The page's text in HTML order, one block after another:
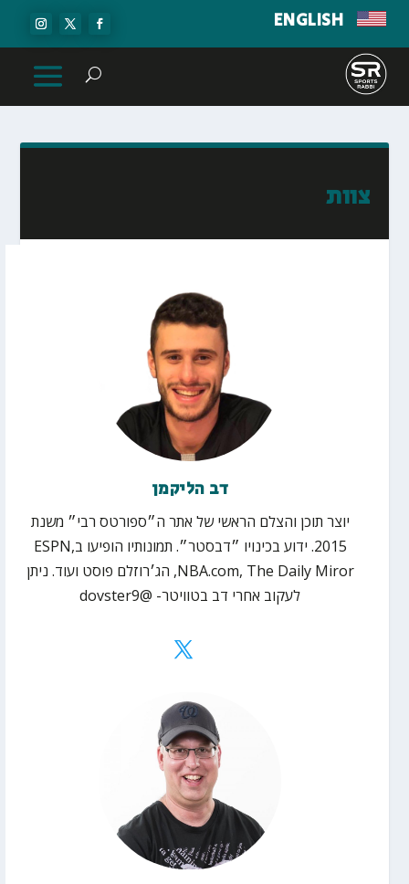
ENGLISH
צוות
דב הליקמן
יוצר תוכן והצלם הראשי של אתר ה״ספורטס רבי״ משנת
2015. ידוע בכינויו ״דבסטר״. תמונותיו הופיעו בESPN,
NBA.com, The Daily Miror, הג׳רוזלם פוסט ועוד. ניתן
לעקוב אחרי דב בטוויטר- @dovster9